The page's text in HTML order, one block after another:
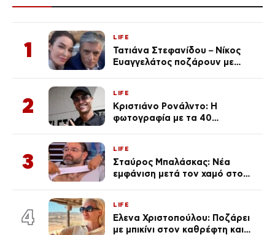
1
LIFE
Τατιάνα Στεφανίδου – Νίκος
Ευαγγελάτος ποζάρουν με
2
LIFE
Κριστιάνο Ρονάλντο: Η
φωτογραφία με τα 40
εκ. likes
3
LIFE
Σταύρος Μπαλάσκας: Νέα
εμφάνιση μετά τον χαμό στο
4
LIFE
Έλενα Χριστοπούλου: Ποζάρει
με μπικίνι στον καθρέφτη και